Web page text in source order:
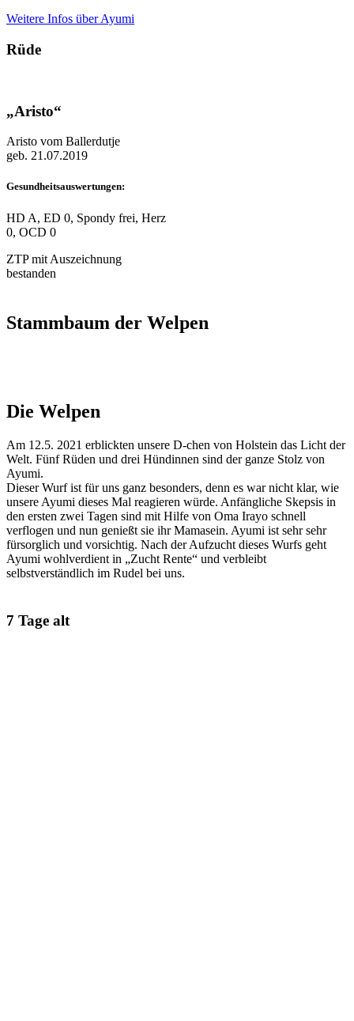
Weitere Infos über Ayumi
Rüde
„Aristo“
Aristo vom Ballerdutje
geb. 21.07.2019
Gesundheitsauswertungen:
HD A, ED 0, Spondy frei, Herz
0, OCD 0
ZTP mit Auszeichnung
bestanden
Stammbaum der Welpen
Die Welpen
Am 12.5. 2021 erblickten unsere D-chen von Holstein das Licht der
Welt. Fünf Rüden und drei Hündinnen sind der ganze Stolz von
Ayumi.
Dieser Wurf ist für uns ganz besonders, denn es war nicht klar, wie
unsere Ayumi dieses Mal reagieren würde. Anfängliche Skepsis in
den ersten zwei Tagen sind mit Hilfe von Oma Irayo schnell
verflogen und nun genießt sie ihr Mamasein. Ayumi ist sehr sehr
fürsorglich und vorsichtig. Nach der Aufzucht dieses Wurfs geht
Ayumi wohlverdient in „Zucht Rente“ und verbleibt
selbstverständlich im Rudel bei uns.
7 Tage alt